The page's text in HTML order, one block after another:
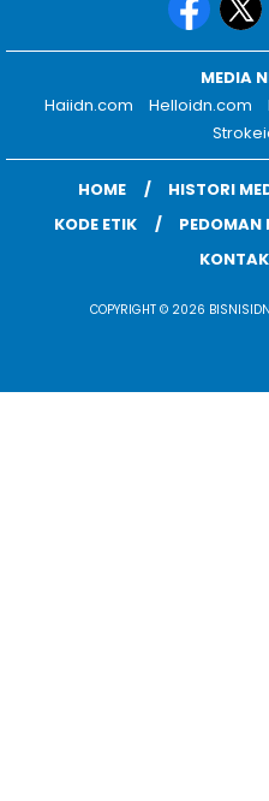
MEDIA
Haiidn.com
Helloidn.com
HOME HISTORI
KODE ETIK
PEDOMAN
COPYRIGHT © 2026